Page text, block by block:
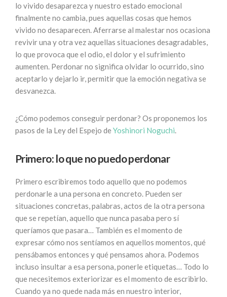
lo vivido desaparezca y nuestro estado emocional
finalmente no cambia, pues aquellas cosas que hemos
vivido no desaparecen. Aferrarse al malestar nos ocasiona
revivir una y otra vez aquellas situaciones desagradables,
lo que provoca que el odio, el dolor y el sufrimiento
aumenten. Perdonar no significa olvidar lo ocurrido, sino
aceptarlo y dejarlo ir, permitir que la emoción negativa se
desvanezca.
¿Cómo podemos conseguir perdonar? Os proponemos los
pasos de la Ley del Espejo deYoshinori Noguchi
Primero: lo que no puedo perdonar
Primero escribiremos todo aquello que no podemos
perdonarle a una persona en concreto. Pueden ser
situaciones concretas, palabras, actos de la otra persona
que se repetían, aquello que nunca pasaba pero sí
queríamos que pasara… También es el momento de
expresar cómo nos sentíamos en aquellos momentos, qué
pensábamos entonces y qué pensamos ahora. Podemos
incluso insultar a esa persona, ponerle etiquetas… Todo lo
que necesitemos exteriorizar es el momento de escribirlo.
Cuando ya no quede nada más en nuestro interior,